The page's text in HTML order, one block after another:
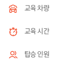
교육 차량
교육 시간
탑승 인원